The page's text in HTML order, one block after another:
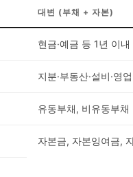
대변 (부채 + 자본)
현금·예금 등 1년 이
지분·부동산·설비·영
유동부채, 비유동부채
자본금, 자본잉여금,